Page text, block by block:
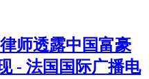
师透露中国富豪
- 法国国际广播电